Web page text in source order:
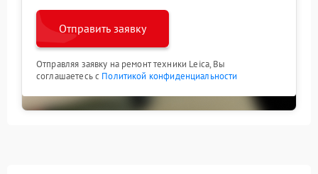
Отправить заявку
Отправляя заявку на ремонт техники Leica, Вы
соглашаетесь с Политикой конфиденциальности